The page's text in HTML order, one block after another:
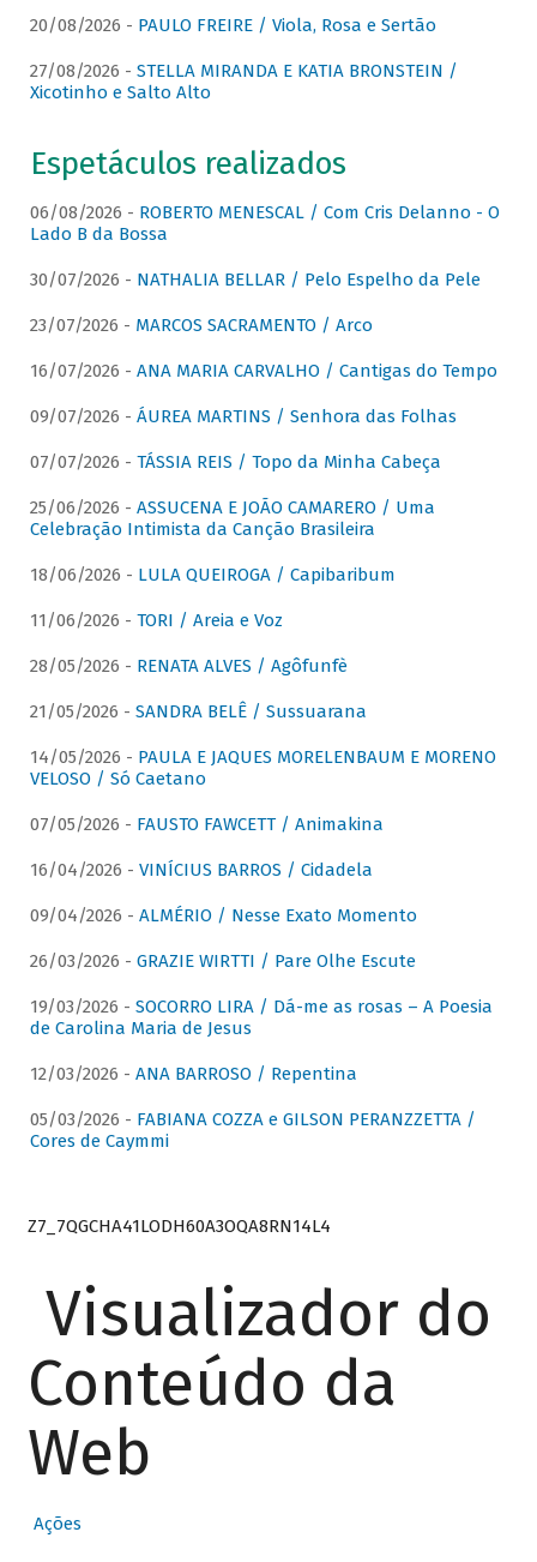
20/08/2026 - PAULO FREIRE / Viola, Rosa e Sertão
27/08/2026 - STELLA MIRANDA E KATIA BRONSTEIN /
Xicotinho e Salto Alto
Espetáculos realizados
06/08/2026 - ROBERTO MENESCAL / Com Cris Delanno - O
Lado B da Bossa
30/07/2026 - NATHALIA BELLAR / Pelo Espelho da Pele
23/07/2026 - MARCOS SACRAMENTO / Arco
16/07/2026 - ANA MARIA CARVALHO / Cantigas do Tempo
09/07/2026 - ÁUREA MARTINS / Senhora das Folhas
07/07/2026 - TÁSSIA REIS / Topo da Minha Cabeça
25/06/2026 - ASSUCENA E JOÃO CAMARERO / Uma
Celebração Intimista da Canção Brasileira
18/06/2026 - LULA QUEIROGA / Capibaribum
11/06/2026 - TORI / Areia e Voz
28/05/2026 - RENATA ALVES / Agôfunfè
21/05/2026 - SANDRA BELÊ / Sussuarana
14/05/2026 - PAULA E JAQUES MORELENBAUM E MORENO
VELOSO / Só Caetano
07/05/2026 - FAUSTO FAWCETT / Animakina
16/04/2026 - VINÍCIUS BARROS / Cidadela
09/04/2026 - ALMÉRIO / Nesse Exato Momento
26/03/2026 - GRAZIE WIRTTI / Pare Olhe Escute
19/03/2026 - SOCORRO LIRA / Dá-me as rosas – A Poesia
de Carolina Maria de Jesus
12/03/2026 - ANA BARROSO / Repentina
05/03/2026 - FABIANA COZZA e GILSON PERANZZETTA /
Cores de Caymmi
Z7_7QGCHA41LODH60A3OQA8RN14L4
Visualizador do
Conteúdo da
Web
Ações